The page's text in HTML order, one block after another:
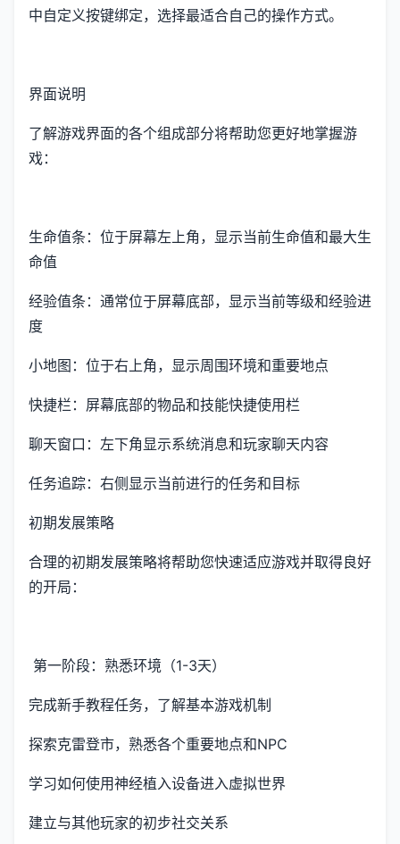
中自定义按键绑定，选择最适合自己的操作方式。
界面说明
了解游戏界面的各个组成部分将帮助您更好地掌握游
戏：
生命值条：位于屏幕左上角，显示当前生命值和最大生
命值
经验值条：通常位于屏幕底部，显示当前等级和经验进
度
小地图：位于右上角，显示周围环境和重要地点
快捷栏：屏幕底部的物品和技能快捷使用栏
聊天窗口：左下角显示系统消息和玩家聊天内容
任务追踪：右侧显示当前进行的任务和目标
初期发展策略
合理的初期发展策略将帮助您快速适应游戏并取得良好
的开局：
第一阶段：熟悉环境（1-3天）
完成新手教程任务，了解基本游戏机制
探索克雷登市，熟悉各个重要地点和NPC
学习如何使用神经植入设备进入虚拟世界
建立与其他玩家的初步社交关系